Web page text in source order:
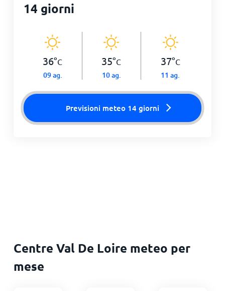
14 giorni
36°C
09 ag.
35°C
10 ag.
37°C
11 ag.
Previsioni meteo 14 giorni
Centre Val De Loire meteo per
mese